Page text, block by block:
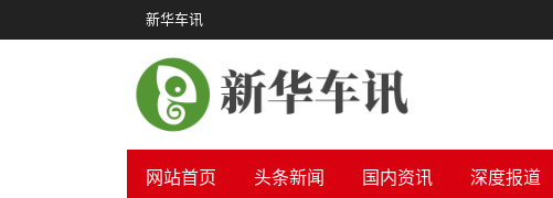
新华车讯
网站首页 头条新闻 国内资讯 深度报道